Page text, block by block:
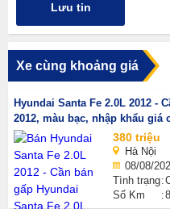
Lưu tin
Xe cùng khoảng giá
Hyundai Santa Fe 2.0L 2012 -
2012, màu bạc, nhập khẩu giá
380 triệu
Hà Nội
08/08/
Tình trạng
Số Km